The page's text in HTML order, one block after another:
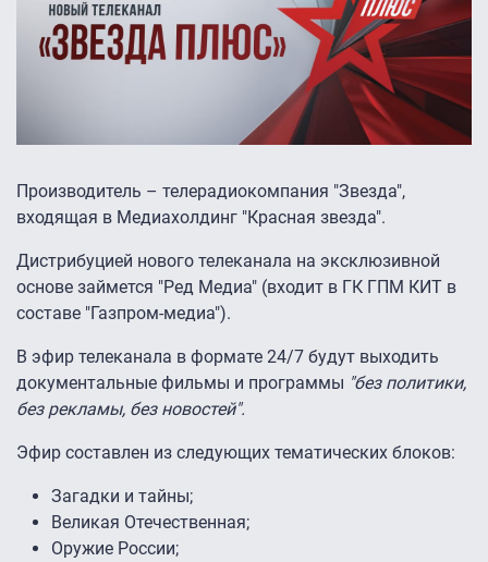
Производитель – телерадиокомпания "Звезда",
входящая в Медиахолдинг "Красная звезда".
Дистрибуцией нового телеканала на эксклюзивной
основе займется "Ред Медиа" (входит в ГК ГПМ КИТ в
составе "Газпром-медиа").
В эфир телеканала в формате 24/7 будут выходить
документальные фильмы и программы "без политики,
без рекламы, без новостей".
Эфир составлен из следующих тематических блоков:
Загадки и тайны;
Великая Отечественная;
Оружие России;